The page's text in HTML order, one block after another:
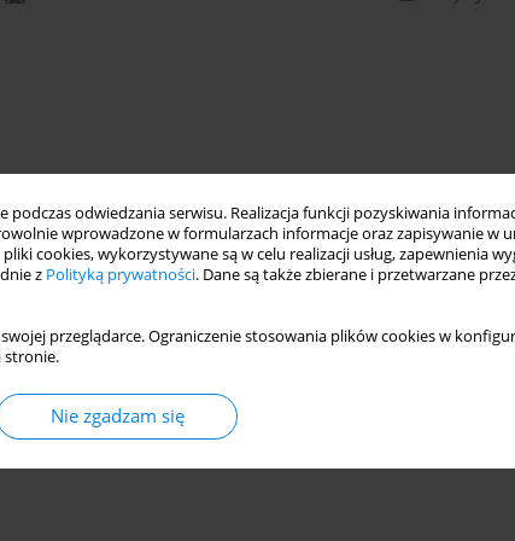
podczas odwiedzania serwisu. Realizacja funkcji pozyskiwania
wprowadzone w formularzach informacje oraz zapisywanie w
cookies, wykorzystywane są w celu realizacji usług, zapewnienia
z Polityką prywatności. Dane są także zbierane i przetwarzane
przeglądarce. Ograniczenie stosowania plików cookies w
stronie.
Nie zgadzam się